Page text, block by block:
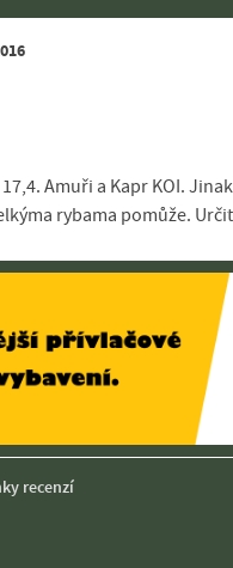
Amuři a Kapr KOI.
rybama pomůže.
recenzí